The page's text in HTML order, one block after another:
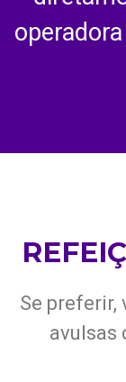
Se preferir,
avulsas